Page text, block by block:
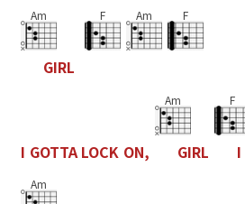
Am
GIRL
F Am F
I GOTTA LOCK ON,
Am
GIRL
F
I
Am